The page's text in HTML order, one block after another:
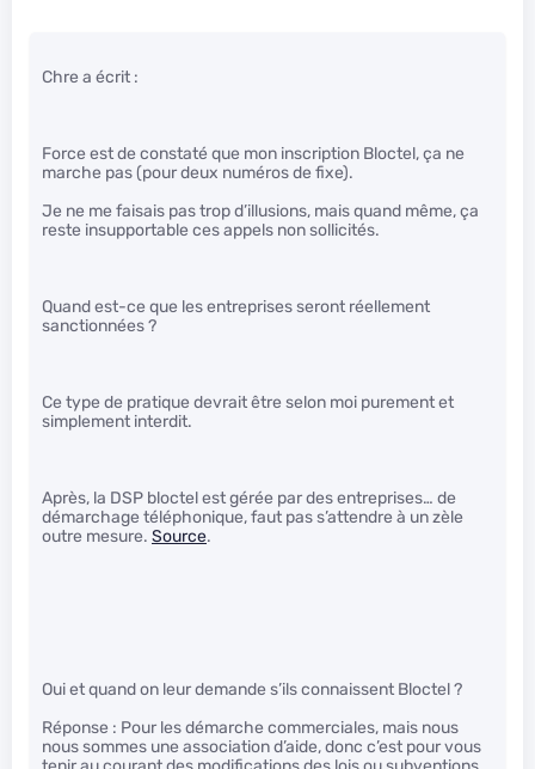
Chre a écrit :
Force est de constaté que mon inscription Bloctel, ça ne
marche pas (pour deux numéros de fixe).
Je ne me faisais pas trop d’illusions, mais quand même, ça
reste insupportable ces appels non sollicités.
Quand est-ce que les entreprises seront réellement
sanctionnées ?
Ce type de pratique devrait être selon moi purement et
simplement interdit.
Après, la DSP bloctel est gérée par des entreprises… de
démarchage téléphonique, faut pas s’attendre à un zèle
outre mesure. Source.
Oui et quand on leur demande s’ils connaissent Bloctel ?
Réponse : Pour les démarche commerciales, mais nous
nous sommes une association d’aide, donc c’est pour vous